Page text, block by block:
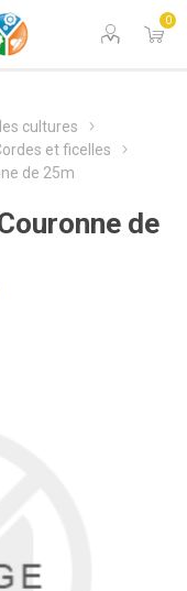
0
cultures
et ficelles
de 25m
de